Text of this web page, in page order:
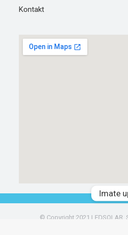
Kontakt
© Copyright 2021 LEDSOLAR.
Imate